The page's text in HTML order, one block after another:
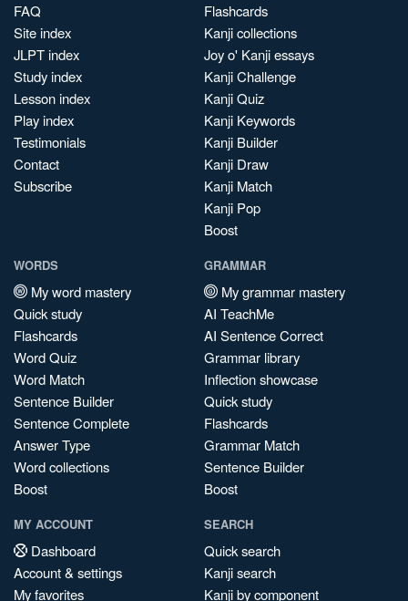
FAQ
Site index
JLPT index
Study index
Lesson index
Play index
Testimonials
Contact
Subscribe
Flashcards
Kanji collections
Joy o' Kanji essays
Kanji Challenge
Kanji Quiz
Kanji Keywords
Kanji Builder
Kanji Draw
Kanji Match
Kanji Pop
Boost
WORDS
My word mastery
Quick study
Flashcards
Word Quiz
Word Match
Sentence Builder
Sentence Complete
Answer Type
Word collections
Boost
GRAMMAR
My grammar mastery
AI TeachMe
AI Sentence Correct
Grammar library
Inflection showcase
Quick study
Flashcards
Grammar Match
Sentence Builder
Boost
MY ACCOUNT
Dashboard
Account & settings
My favorites
SEARCH
Quick search
Kanji search
Kanji by component